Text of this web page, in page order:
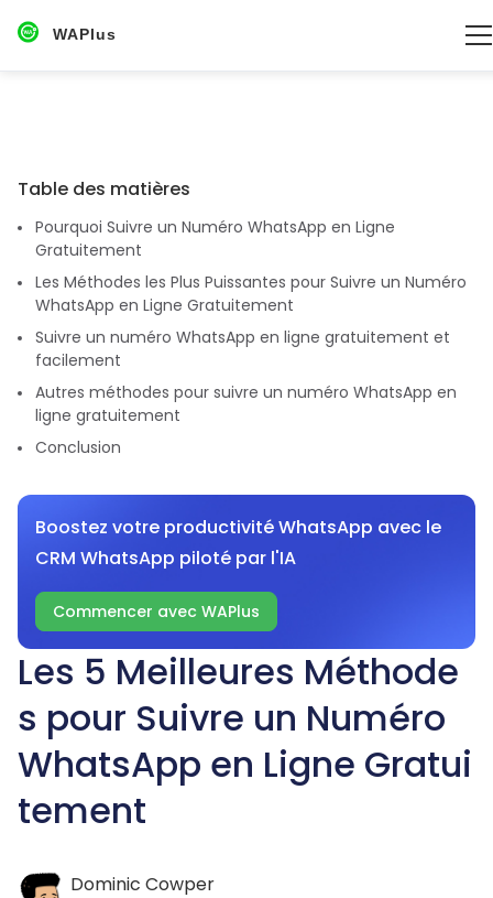
WAPlus
Les 5 Meilleures Méthode
s pour Suivre un Numéro
WhatsApp en Ligne Gratui
tement
Dominic Cowper
Table des matières
Pourquoi Suivre un Numéro WhatsApp en Ligne
Gratuitement
Les Méthodes les Plus Puissantes pour Suivre un Numéro
WhatsApp en Ligne Gratuitement
Suivre un numéro WhatsApp en ligne gratuitement et
facilement
Autres méthodes pour suivre un numéro WhatsApp en
ligne gratuitement
Conclusion
Boostez votre productivité WhatsApp avec le
CRM WhatsApp piloté par l'IA
Commencer avec WAPlus